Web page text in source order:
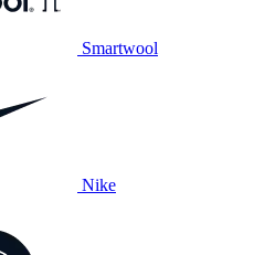
Smartwool
Nike